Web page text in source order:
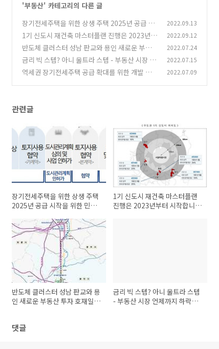
'부동산' 카테고리의 다른 글
장기전세주택을 위한 상생 주택 2025년 공급 시
작을 위한 민간 부지 공모 확대 (0)
2022.09.13
1기 신도시 재건축 마스터플랜 진행은 2023년부
터 시작합니다. (0)
2022.09.12
반도체 클러스터 성남 판교와 용인 새로운 부동산
투자 호재일까?
(0)
2022.07.24
금리 빅 스텝? 아니 울트라 스텝 - 부동산 시장 언
제까지 하락할까?
(0)
2022.07.15
역세권 장기전세주택 공급 확대를 위한 개발 시
2022.07.09
관련글
장기전세주택을 위한 상생 주택
2025년 공급 시작을 위한 민간
1기 신도시 재건축 마스터플랜
진행은 2023년부터 시작합니
반도체 클러스터 성남 판교와 용
인 새로운 부동산 투자 호재일
금리 빅 스텝? 아니 울트라 스텝
- 부동산 시장 언제까지 하락할
댓글